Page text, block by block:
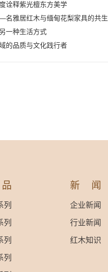
诠释紫光檀东方美学
雅居红木与缅甸花梨家具的共生
一种生活方式
的品质与文化践行者
列
列
列
列
新闻
企业新闻
行业新闻
红木知识